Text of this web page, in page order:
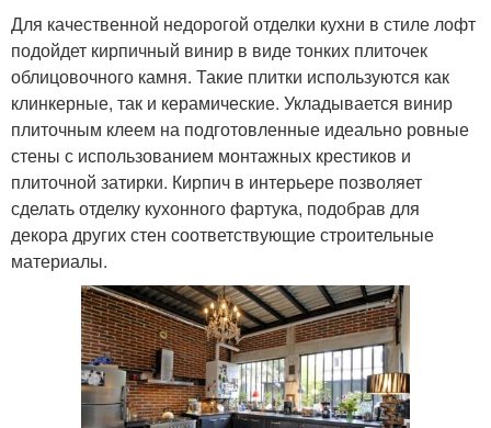
Для качественной недорогой отделки кухни в стиле лофт
подойдет кирпичный винир в виде тонких плиточек
облицовочного камня. Такие плитки используются как
клинкерные, так и керамические. Укладывается винир
плиточным клеем на подготовленные идеально ровные
стены с использованием монтажных крестиков и
плиточной затирки. Кирпич в интерьере позволяет
сделать отделку кухонного фартука, подобрав для
декора других стен соответствующие строительные
материалы.